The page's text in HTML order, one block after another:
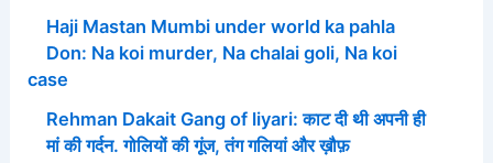
Haji Mastan Mumbi under world ka pahla
Don: Na koi murder, Na chalai goli, Na koi
case
Rehman Dakait Gang of liyari: काट दी थी अपनी ही
मां की गर्दन. गोलियों की गूंज, तंग गलियां और ख़ौफ़